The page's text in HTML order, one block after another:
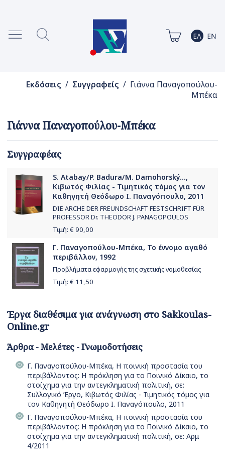
Εκδόσεις / Συγγραφείς / Γιάννα Παναγοπούλου-
Μπέκα
Γιάννα Παναγοπούλου-Μπέκα
Συγγραφέας
S. Atabay/P. Badura/M. Damohorský...,
Κιβωτός Φιλίας - Τιμητικός τόμος για τον
Καθηγητή Θεόδωρο Ι. Παναγόπουλο, 2011
DIE ARCHE DER FREUNDSCHAFT FESTSCHRIFT FÜR
PROFESSOR Dr. THEODOR J. PANAGOPOULOS
Τιμή: € 90,00
Γ. Παναγοπούλου-Μπέκα, Το έννομο αγαθό
περιβάλλον, 1992
Προβλήματα εφαρμογής της σχετικής νομοθεσίας
Τιμή: € 11,50
Έργα διαθέσιμα για ανάγνωση στο Sakkoulas-
Online.gr
Άρθρα - Μελέτες - Γνωμοδοτήσεις
Γ. Παναγοπούλου-Μπέκα, Η ποινική προστασία του
περιβάλλοντος: Η πρόκληση για το Ποινικό Δίκαιο, το
στοίχημα για την αντεγκληματική πολιτική, σε:
Συλλογικό Έργο, Κιβωτός Φιλίας - Τιμητικός τόμος για
τον Καθηγητή Θεόδωρο Ι. Παναγόπουλο, 2011
Γ. Παναγοπούλου-Μπέκα, Η ποινική προστασία του
περιβάλλοντος: Η πρόκληση για το Ποινικό Δίκαιο, το
στοίχημα για την αντεγκληματική πολιτική, σε: Αρμ
4/2011